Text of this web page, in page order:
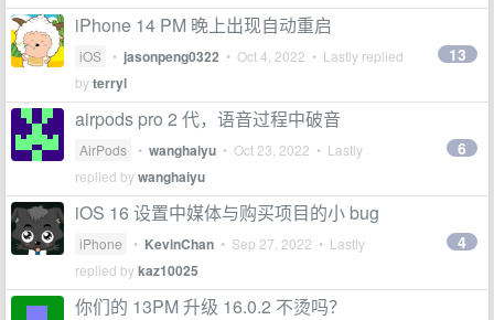
iPhone 14 PM 晚上出现自动重启
iOS • jasonpeng0322 • Oct 4, 2022 • Lastly replied
byterryl
13
airpods pro 2 代，语音过程中破音
AirPods • wanghaiyu • Oct 23, 2022 • Lastly
replied bywanghaiyu
6
iOS 16 设置中媒体与购买项目的小 bug
iPhone • KevinChan • Sep 27, 2022 • Lastly
replied bykaz10025
4
你们的 13PM 升级 16.0.2 不烫吗？